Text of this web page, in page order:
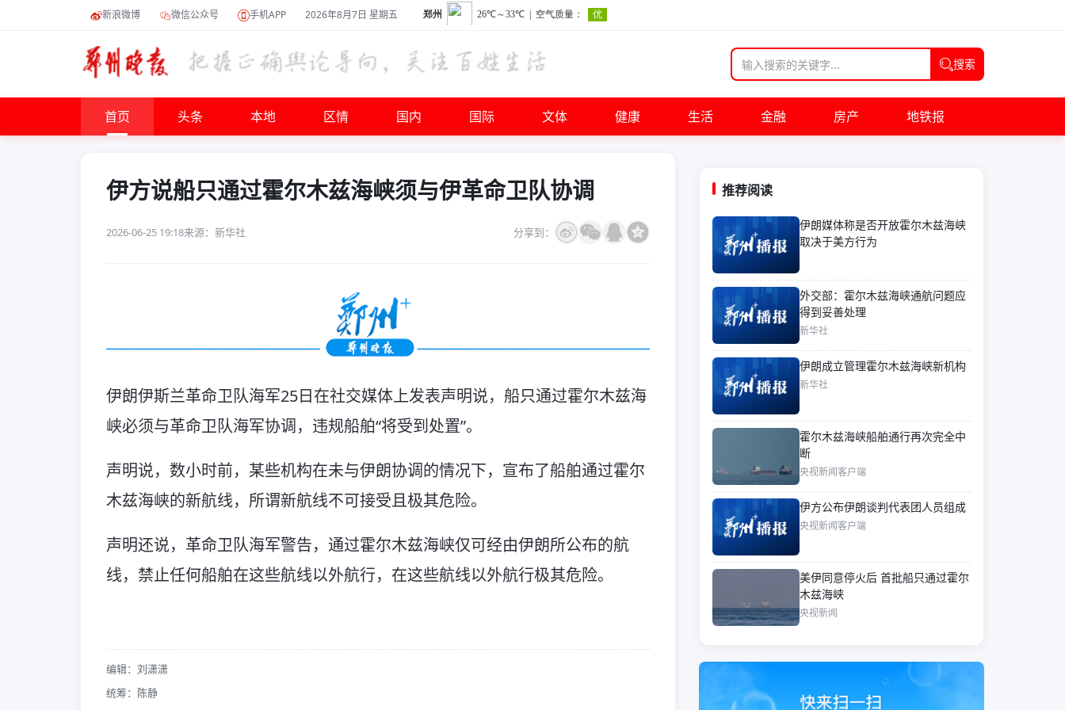
新浪微博 微信公众号 手机APP 2026年8月7日 星期五
搜索
首页 头条 本地 区情 国内 国际 文体 健康 生活 金融 房产 地铁报
伊方说船只通过霍尔木兹海峡须与伊革命卫队协调
2026-06-25 19:18来源：新华社 分享到：
伊朗伊斯兰革命卫队海军25日在社交媒体上发表声明说，船只通过霍尔木兹海
峡必须与革命卫队海军协调，违规船舶“将受到处置”。
声明说，数小时前，某些机构在未与伊朗协调的情况下，宣布了船舶通过霍尔
木兹海峡的新航线，所谓新航线不可接受且极其危险。
声明还说，革命卫队海军警告，通过霍尔木兹海峡仅可经由伊朗所公布的航
线，禁止任何船舶在这些航线以外航行，在这些航线以外航行极其危险。
编辑：刘潇潇
统筹：陈静
推荐阅读
伊朗媒体称是否开放霍尔木兹海峡
取决于美方行为
外交部：霍尔木兹海峡通航问题应
得到妥善处理
新华社
伊朗成立管理霍尔木兹海峡新机构
新华社
霍尔木兹海峡船舶通行再次完全中
断
央视新闻客户端
伊方公布伊朗谈判代表团人员组成
央视新闻客户端
美伊同意停火后 首批船只通过霍尔
木兹海峡
央视新闻